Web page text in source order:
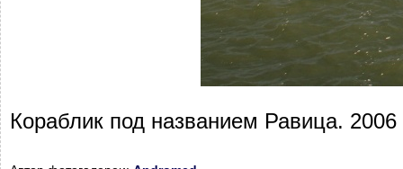
Кораблик под названием Равица. 2006